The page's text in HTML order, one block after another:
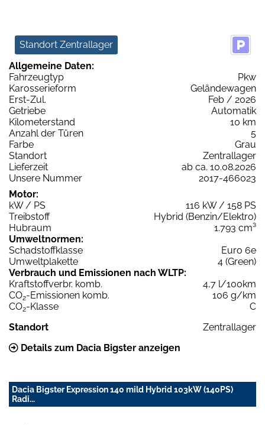
Standort Zentrallager
Allgemeine Daten:
Fahrzeugtyp
Pkw
Karosserieform
Geländewagen
Erst-Zul.
Feb / 2026
Getriebe
Automatik
Kilometerstand
10 km
Anzahl der Türen
5
Farbe
Grau
Standort
Zentrallager
Lieferzeit
ab ca. 10.08.2026
Unsere Nummer
2017-466023
Motor:
kW / PS
116 kW / 158 PS
Treibstoff
Hybrid (Benzin/Elektro)
Hubraum
1.793 cm³
Umweltnormen:
Schadstoffklasse
Euro 6e
Umweltplakette
4 (Green)
Verbrauch und Emissionen nach WLTP:
Kraftstoffverbr. komb.
4,7 l/100km
CO2-Emissionen komb.
106 g/km
CO2-Klasse
C
Standort
Zentrallager
Details zum Dacia Bigster anzeigen
Dacia Bigster Expression 140 mild Hybrid 103kW (140PS)
Radi...